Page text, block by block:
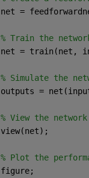
net =
% Train the
net = train(net,
% Simulate the
outputs =
% View the network
view(net);
% Plot the
figure;